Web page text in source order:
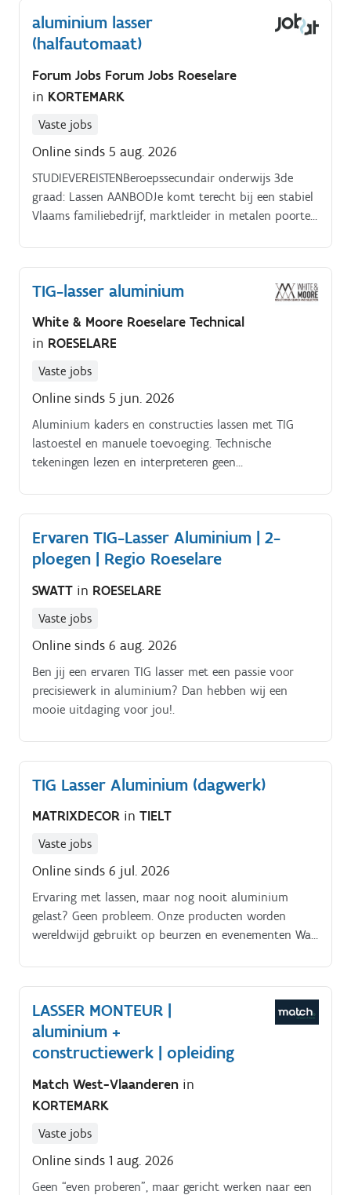
aluminium lasser
(halfautomaat)
Forum Jobs Forum Jobs Roeselare
in KORTEMARK
Vaste jobs
Online sinds 5 aug. 2026
STUDIEVEREISTENBeroepssecundair onderwijs 3de
graad: Lassen AANBODJe komt terecht bij een stabiel
Vlaams familiebedrijf, marktleider in metalen poorten
gezonde onderneming.
TIG-lasser aluminium
White & Moore Roeselare Technical
in ROESELARE
Vaste jobs
Online sinds 5 jun. 2026
Aluminium kaders en constructies lassen met TIG
lastoestel en manuele toevoeging. Technische
tekeningen lezen en interpreteren geen
Ervaren TIG-Lasser Aluminium | 2-
ploegen | Regio Roeselare
SWATT in ROESELARE
Vaste jobs
Online sinds 6 aug. 2026
Ben jij een ervaren TIG lasser met een passie voor
precisiewerk in aluminium? Dan hebben wij een
mooie uitdaging voor jou!.
TIG Lasser Aluminium (dagwerk)
MATRIXDECOR in TIELT
Vaste jobs
Online sinds 6 jul. 2026
Ervaring met lassen, maar nog nooit aluminium
gelast? Geen probleem. Onze producten worden
wereldwijd gebruikt op beurzen en evenementen Wat
LASSER MONTEUR |
aluminium +
constructiewerk | opleiding
Match West-Vlaanderen in
KORTEMARK
Vaste jobs
Online sinds 1 aug. 2026
Geen “even proberen”, maar gericht werken naar een